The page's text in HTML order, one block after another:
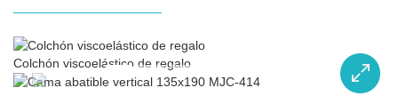
Colchón viscoelástico de regalo